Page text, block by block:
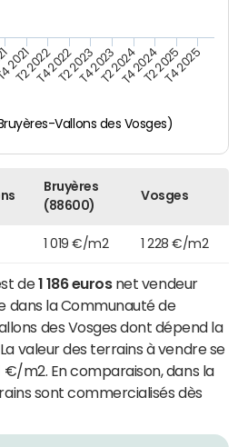
Vallons des Vosges)
2021
T2 2022T4 2022T2 2023T4 2023T2 2024T4 2024T2 2025T4 2025
Bruyères
(88600)
Vosges
1 019 €/m2 1 228 €/m2
de1 186 eurosnet vendeur
dans la Communauté de
des Vosges dont dépend la
La valeur des terrains à vendre se
€/m2. En comparaison, dans la
sont commercialisés dès